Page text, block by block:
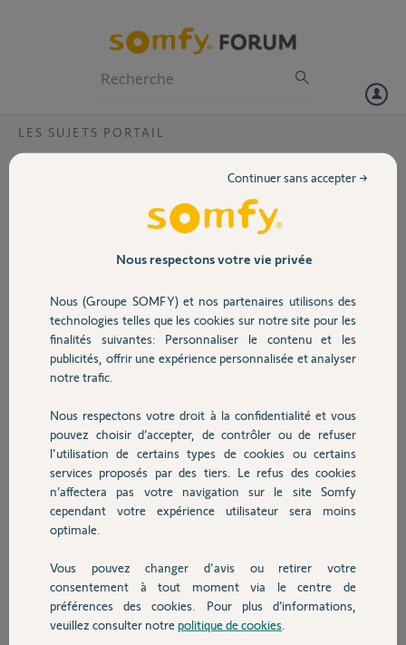
Volet
Sécurité
Domotique
Chauffage
Autres produits
Devis avec un pro
Contact
LES SUJETS PORTAIL
Engrenage moteur Passeo 650
Bonjour,
J’ai besoin de support
pour savoir comment
dois-je faire afin de se
procurer le l’engrenage
de mon système de
motorisation SOMFY
650.
Seul ce dernier étant
fonctionne
parfaitement.
Le site officiel de SOMFY
ne proposant pas cet
élément seul en pièce de
rechange, l’idée serait
donc d’être bien orienté afin de n’avoir à remplacer que cette petite
En vous remerciant bien par avance de votre support.
Chaïb H.
Nous respectons votre vie privée
Nous (Groupe SOMFY) et nos partenaires utilisons des
technologies telles que les cookies sur notre site pour les
finalités suivantes: Personnaliser le contenu et les
publicités, offrir une expérience personnalisée et analyser
notre trafic.
Nous respectons votre droit à la confidentialité et vous
pouvez choisir d’accepter, de contrôler ou de refuser
l'utilisation de certains types de cookies ou certains
services proposés par des tiers. Le refus des cookies
n’affectera pas votre navigation sur le site Somfy
cependant votre expérience utilisateur sera moins
optimale.
Vous pouvez changer d'avis ou retirer votre
consentement à tout moment via le centre de
préférences des cookies. Pour plus d’informations,
veuillez consulter notre politique de cookies
Continuer sans accepter →